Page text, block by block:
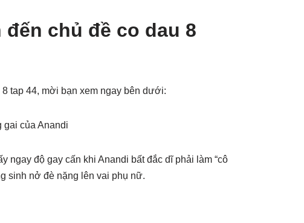
chủ đề co dau 8
tap 44, mời bạn xem ngay bên dưới:
gai của Anandi
ngay độ gay cấn khi Anandi bất đắc dĩ phải làm “cô
sinh nở đè nặng lên vai phụ nữ.